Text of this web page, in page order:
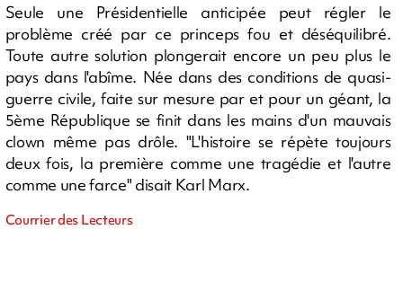
Seule une Présidentielle anticipée peut régler le
problème créé par ce princeps fou et déséquilibré.
Toute autre solution plongerait encore un peu plus le
pays dans l'abîme. Née dans des conditions de quasi-
guerre civile, faite sur mesure par et pour un géant, la
5ème République se finit dans les mains d'un mauvais
clown même pas drôle. "L'histoire se répète toujours
deux fois, la première comme une tragédie et l'autre
comme une farce" disait Karl Marx.
Courrier des Lecteurs